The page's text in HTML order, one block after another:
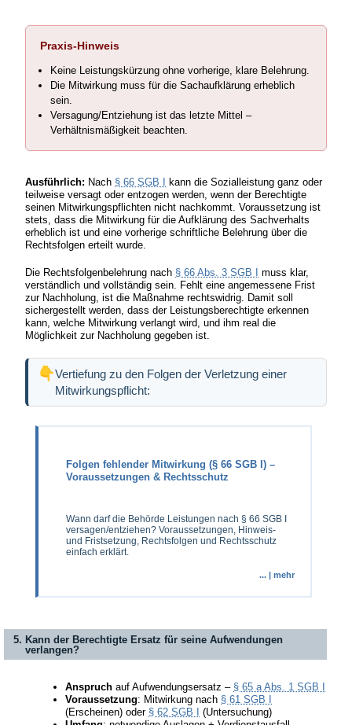
Praxis-Hinweis
Keine Leistungskürzung ohne vorherige, klare Belehrung.
Die Mitwirkung muss für die Sachaufklärung erheblich
sein.
Versagung/Entziehung ist das letzte Mittel –
Verhältnismäßigkeit beachten.
Ausführlich: Nach § 66 SGB I
kann die Sozialleistung ganz oder
teilweise versagt oder entzogen werden, wenn der Berechtigte
seinen Mitwirkungspflichten nicht nachkommt. Voraussetzung ist
stets, dass die Mitwirkung für die Aufklärung des Sachverhalts
erheblich ist und eine vorherige schriftliche Belehrung über die
Rechtsfolgen erteilt wurde.
Die Rechtsfolgenbelehrung nach § 66 Abs. 3 SGB I
muss klar,
verständlich und vollständig sein. Fehlt eine angemessene Frist
zur Nachholung, ist die Maßnahme rechtswidrig. Damit soll
sichergestellt werden, dass der Leistungsberechtigte erkennen
kann, welche Mitwirkung verlangt wird, und ihm real die
Möglichkeit zur Nachholung gegeben ist.
Vertiefung zu den Folgen der Verletzung einer
Mitwirkungspflicht:
Folgen fehlender Mitwirkung (§ 66 SGB I) –
Voraussetzungen & Rechtsschutz
Wann darf die Behörde Leistungen nach § 66 SGB I
versagen/entziehen? Voraussetzungen, Hinweis-
und Fristsetzung, Rechtsfolgen und Rechtsschutz
einfach erklärt.
... | mehr
5. Kann der Berechtigte Ersatz für seine Aufwendungen
verlangen?
Anspruch auf Aufwendungsersatz – § 65 a Abs. 1 SGB I
Voraussetzung: Mitwirkung nach § 61 SGB I
(Erscheinen) oder § 62 SGB I
(Untersuchung)